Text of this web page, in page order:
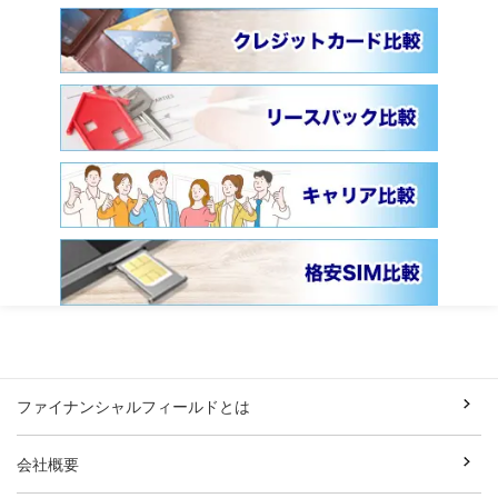
ファイナンシャルフィールドとは
会社概要